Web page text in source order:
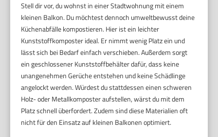
Stell dir vor, du wohnst in einer Stadtwohnung mit einem
kleinen Balkon. Du möchtest dennoch umweltbewusst deine
Küchenabfälle kompostieren. Hier ist ein leichter
Kunststoffkomposter ideal. Er nimmt wenig Platz ein und
lässt sich bei Bedarf einfach verschieben. Außerdem sorgt
ein geschlossener Kunststoffbehälter dafür, dass keine
unangenehmen Gerüche entstehen und keine Schädlinge
angelockt werden. Würdest du stattdessen einen schweren
Holz- oder Metallkomposter aufstellen, wärst du mit dem
Platz schnell überfordert. Zudem sind diese Materialien oft
nicht für den Einsatz auf kleinen Balkonen optimiert.